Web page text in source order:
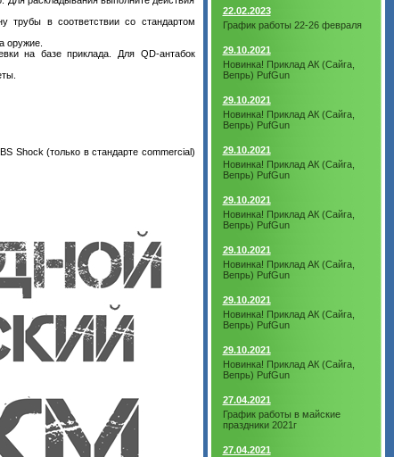
трубы в соответствии со стандартом
оружие.
на базе приклада. Для QD‑антабок
Shock (только в стандарте commercial)
22.02.2023
График работы 22-26 февраля
29.10.2021
Новинка! Приклад АК (Сайга,
Вепрь) PufGun
29.10.2021
Новинка! Приклад АК (Сайга,
Вепрь) PufGun
29.10.2021
Новинка! Приклад АК (Сайга,
Вепрь) PufGun
29.10.2021
Новинка! Приклад АК (Сайга,
Вепрь) PufGun
29.10.2021
Новинка! Приклад АК (Сайга,
Вепрь) PufGun
29.10.2021
Новинка! Приклад АК (Сайга,
Вепрь) PufGun
29.10.2021
Новинка! Приклад АК (Сайга,
Вепрь) PufGun
27.04.2021
График работы в майские
праздники 2021г
27.04.2021